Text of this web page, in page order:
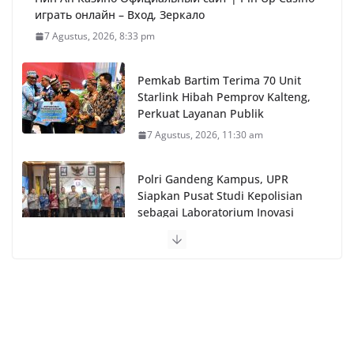
играть онлайн – Вход, Зеркало
7 Agustus, 2026, 8:33 pm
Pemkab Bartim Terima 70 Unit
Starlink Hibah Pemprov Kalteng,
Perkuat Layanan Publik
7 Agustus, 2026, 11:30 am
Polri Gandeng Kampus, UPR
Siapkan Pusat Studi Kepolisian
sebagai Laboratorium Inovasi